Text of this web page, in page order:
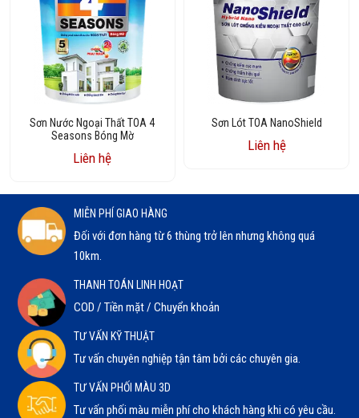
Sơn Nước Ngoại Thất TOA 4
Seasons Bóng Mờ
Liên hệ
Sơn Lót TOA NanoShield
Liên hệ
MIỄN PHÍ GIAO HÀNG
Đối với đơn hàng từ 6 thùng trở lên nhưng không quá
10km.
THANH TOÁN LINH HOẠT
COD / Tiền mặt / Chuyển khoản
TƯ VẤN KỸ THUẬT
Tư vấn chuyên nghiệp tận tâm bởi các chuyên gia.
TƯ VẤN PHỐI MÀU 3D
Tư vấn phối màu miễn phí cho khách hàng khi có yêu cầu.